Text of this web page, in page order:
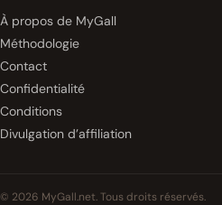
À propos de MyGall
Méthodologie
Contact
Confidentialité
Conditions
Divulgation d’affiliation
© 2026 MyGall.net. Tous droits réservés.